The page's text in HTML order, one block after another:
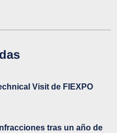
Visit de FIEXPO
tras un año de